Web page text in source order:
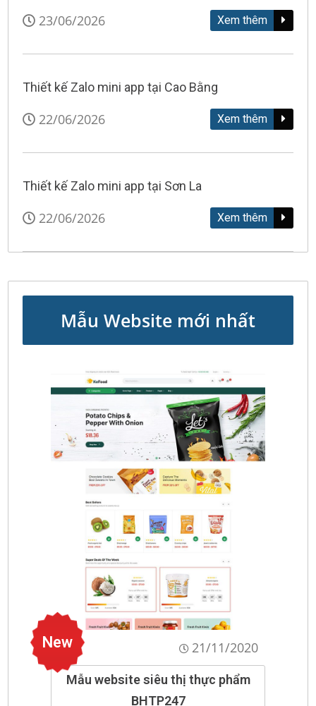
23/06/2026 Xem thêm
Thiết kế Zalo mini app tại Cao Bằng
22/06/2026 Xem thêm
Thiết kế Zalo mini app tại Sơn La
22/06/2026 Xem thêm
Mẫu Website mới nhất
New 21/11/2020
Mẫu website siêu thị thực phẩm
BHTP247